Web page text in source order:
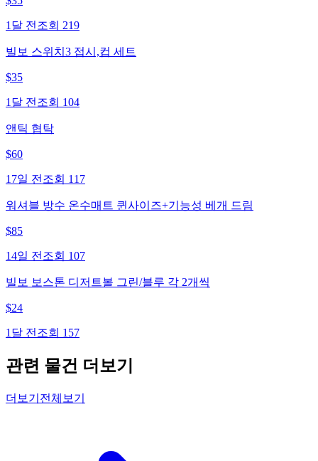
1달 전 조회 219
빌보 스위치3 접시,컵 세트
$35
1달 전 조회 104
앤틱 협탁
$60
17일 전 조회 117
워셔블 방수 온수매트 퀸사이즈+기능성 베개 드림
$85
14일 전 조회 107
빌보 보스톤 디저트볼 그린/블루 각 2개씩
$24
1달 전 조회 157
관련 물건 더보기
더보기 전체보기